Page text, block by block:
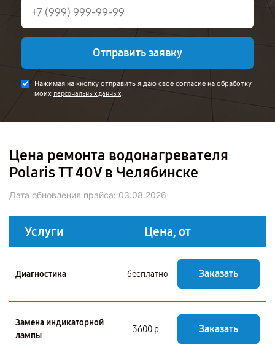
Отправить заявку
Нажимая на кнопку отправить я даю свое согласие на обработку
моих персональных данных.
Цена ремонта водонагревателя
Polaris TT 40V в Челябинске
Дата обновления прайса: 03.08.2026
Услуги Цена, от
Диагностика бесплатно Заказать
Замена индикаторной
лампы
3600 р Заказать